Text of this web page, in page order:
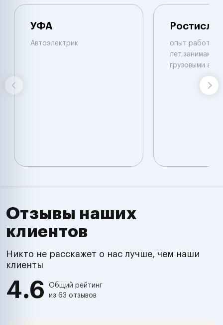
УФА
Автоэлектрик
Ростислав
опыт работы
лет,занимаюсь
грузовыми
Отзывы наших
клиентов
Никто не расскажет о нас лучше, чем наши
клиенты
4.6
Общий рейтинг
из 63 отзывов